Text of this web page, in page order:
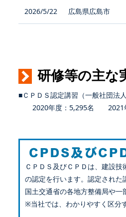
2026/5/22 広島県広島市
研修等の主な
■ＣＰＤＳ認定講習（一般社団法
2020年度：5,295名 2021
ＣＰＤＳ及びＣＰＤは、建設
の認定を行います。認定された
国土交通省の各地方整備局や
※当社では、わかりやすく区分